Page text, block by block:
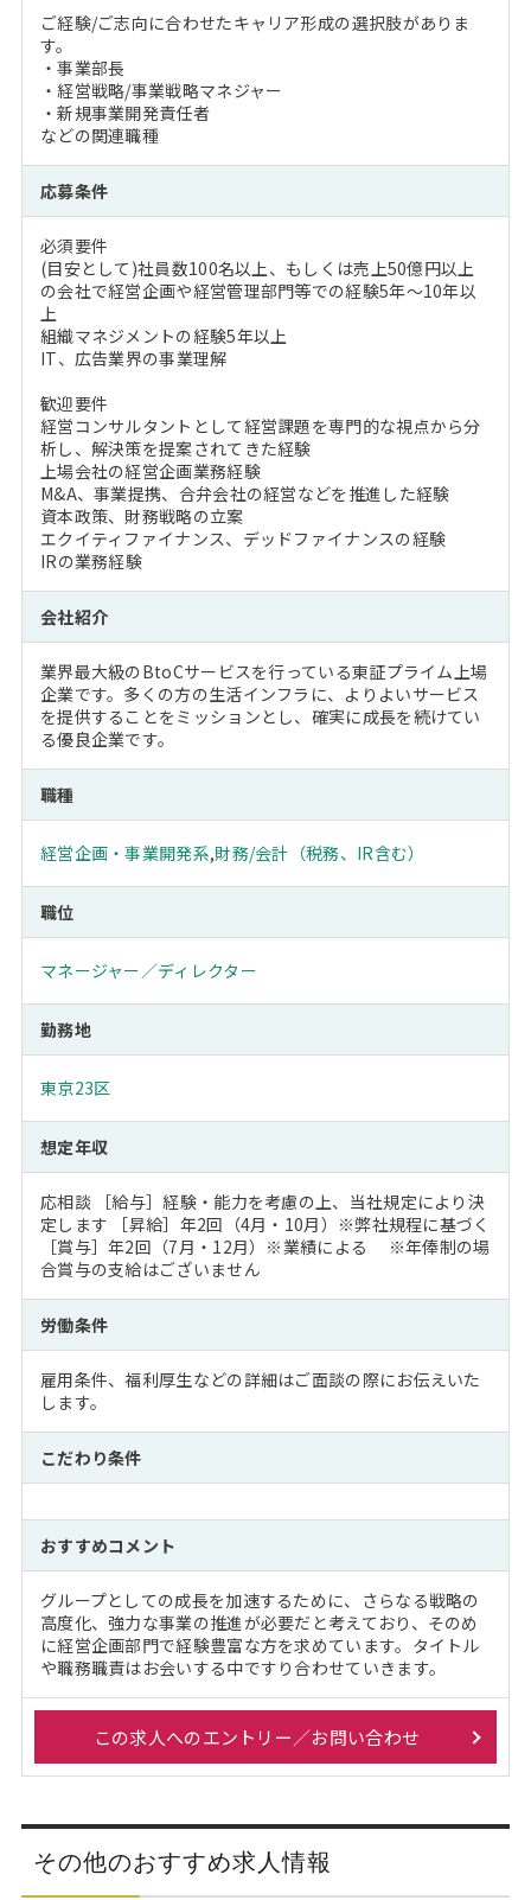
ご経験/ご志向に合わせたキャリア形成の選択肢がありま
す。
・事業部長
・経営戦略/事業戦略マネジャー
・新規事業開発責任者
などの関連職種
応募条件
必須要件
(目安として)社員数100名以上、もしくは売上50億円以上
の会社で経営企画や経営管理部門等での経験5年～10年以
上
組織マネジメントの経験5年以上
IT、広告業界の事業理解
歓迎要件
経営コンサルタントとして経営課題を専門的な視点から分
析し、解決策を提案されてきた経験
上場会社の経営企画業務経験
M&A、事業提携、合弁会社の経営などを推進した経験
資本政策、財務戦略の立案
エクイティファイナンス、デッドファイナンスの経験
IRの業務経験
会社紹介
業界最大級のBtoCサービスを行っている東証プライム上場
企業です。多くの方の生活インフラに、よりよいサービス
を提供することをミッションとし、確実に成長を続けてい
る優良企業です。
職種
経営企画・事業開発系,財務/会計（税務、IR含む）
職位
マネージャー／ディレクター
勤務地
東京23区
想定年収
応相談 ［給与］経験・能力を考慮の上、当社規定により決
定します ［昇給］年2回（4月・10月）※弊社規程に基づく
［賞与］年2回（7月・12月）※業績による ※年俸制の場
合賞与の支給はございません
労働条件
雇用条件、福利厚生などの詳細はご面談の際にお伝えいた
します。
こだわり条件
おすすめコメント
グループとしての成長を加速するために、さらなる戦略の
高度化、強力な事業の推進が必要だと考えており、そのめ
に経営企画部門で経験豊富な方を求めています。タイトル
や職務職責はお会いする中ですり合わせていきます。
この求人へのエントリー／お問い合わせ
その他のおすすめ求人情報